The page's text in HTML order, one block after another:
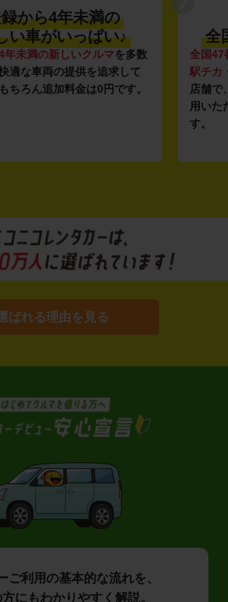
から4年未満の
い車がいっぱい♪
年未満の新しいクルマを多数
適な車両の提供を追求して
ちろん追加料金は0円です。
全
全国47
駅チカ
店舗で
用いた
す。
ばれる理由を見る
ご利用の基本的な流れを、
にもわかりやすく解説。